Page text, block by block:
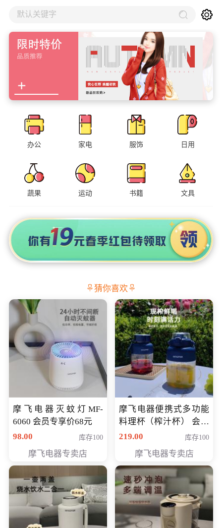
默认关键字
办公 家电 服饰 日用
蔬果 运动 书籍 文具
猜你喜欢
摩飞电器灭蚊灯MF-
6060 会员专享价68元
98.00
库存100
摩飞电器专卖店
摩飞电器便携式多功能
料理杯（榨汁杯） 会员
专享价118元
219.00 库存100
摩飞电器专卖店